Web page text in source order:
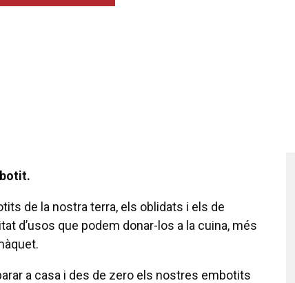
de la nostra terra, els oblidats i els de
d’usos que podem donar-los a la cuina, més
a casa i des de zero els nostres embotits